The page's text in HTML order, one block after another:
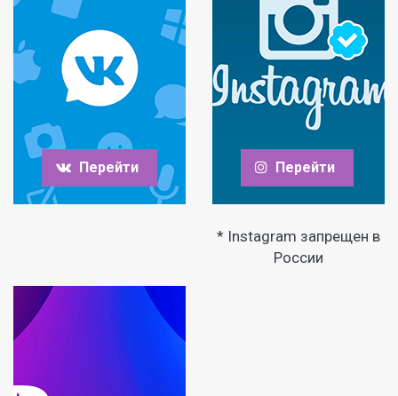
Перейти Перейти
* Instagram запрещен в
России